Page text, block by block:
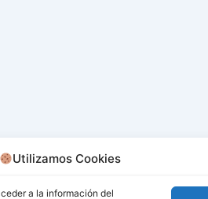
Utilizamos Cookies
a la información del